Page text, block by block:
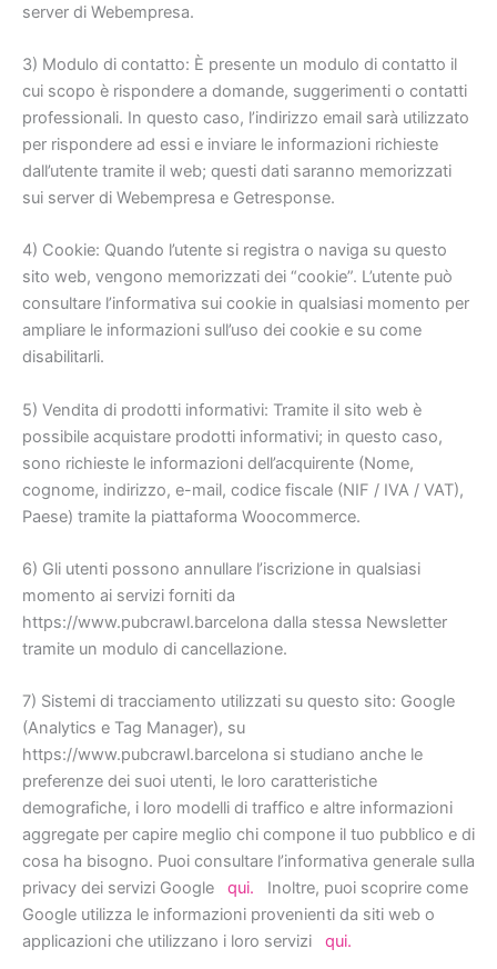
server di Webempresa.
3) Modulo di contatto: È presente un modulo di contatto il
cui scopo è rispondere a domande, suggerimenti o contatti
professionali. In questo caso, l’indirizzo email sarà utilizzato
per rispondere ad essi e inviare le informazioni richieste
dall’utente tramite il web; questi dati saranno memorizzati
sui server di Webempresa e Getresponse.
4) Cookie: Quando l’utente si registra o naviga su questo
sito web, vengono memorizzati dei “cookie”. L’utente può
consultare l’informativa sui cookie in qualsiasi momento per
ampliare le informazioni sull’uso dei cookie e su come
disabilitarli.
5) Vendita di prodotti informativi: Tramite il sito web è
possibile acquistare prodotti informativi; in questo caso,
sono richieste le informazioni dell’acquirente (Nome,
cognome, indirizzo, e-mail, codice fiscale (NIF / IVA / VAT),
Paese) tramite la piattaforma Woocommerce.
6) Gli utenti possono annullare l’iscrizione in qualsiasi
momento ai servizi forniti da
https://www.pubcrawl.barcelona dalla stessa Newsletter
tramite un modulo di cancellazione.
7) Sistemi di tracciamento utilizzati su questo sito: Google
(Analytics e Tag Manager), su
https://www.pubcrawl.barcelona si studiano anche le
preferenze dei suoi utenti, le loro caratteristiche
demografiche, i loro modelli di traffico e altre informazioni
aggregate per capire meglio chi compone il tuo pubblico e di
cosa ha bisogno. Puoi consultare l’informativa generale sulla
privacy dei servizi Google qui. Inoltre, puoi scoprire come
Google utilizza le informazioni provenienti da siti web o
applicazioni che utilizzano i loro servizi qui.